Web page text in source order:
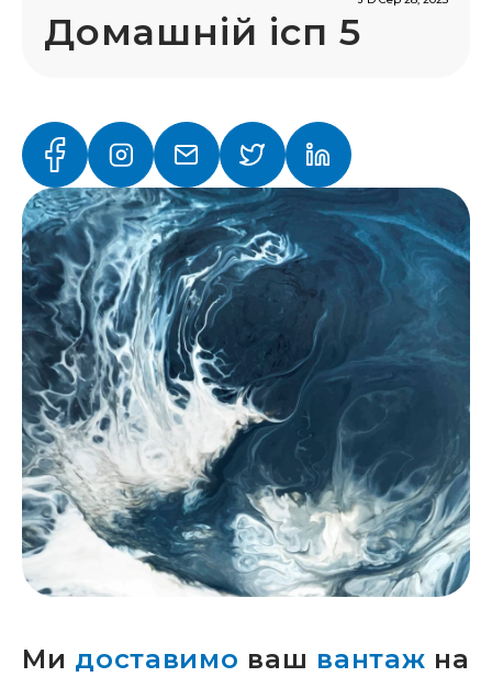
Домашній ісп 5
Ми доставимо ваш вантаж на